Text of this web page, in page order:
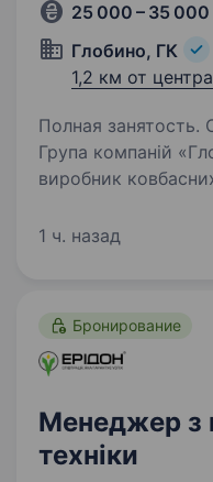
25 000 – 35 000
Глобино, ГК
1,2 км от центра
Полная занятость.
Група компаній
виробник
підприємства
1 ч. назад
Бронирование
Менеджер з
техніки